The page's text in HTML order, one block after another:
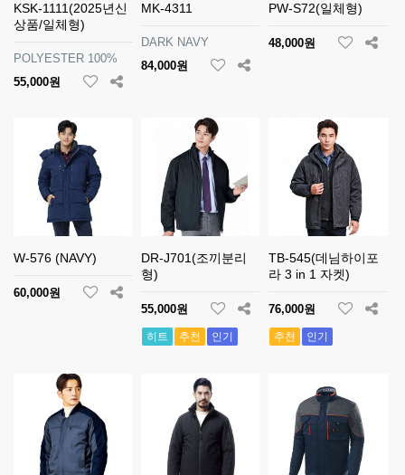
KSK-1111(2025년신
상품/일체형)
POLYESTER 100%
55,000원
MK-4311
DARK NAVY
84,000원
PW-S72(일체형)
48,000원
W-576 (NAVY)
60,000원
DR-J701(조끼분리
형)
55,000원
히트 추천 인기
TB-545(데님하이포
라 3 in 1 자켓)
76,000원
추천 인기